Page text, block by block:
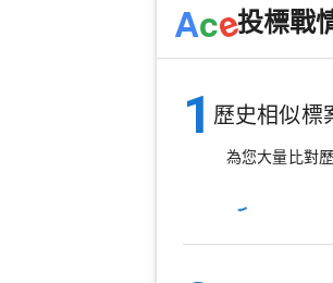
Ace投標戰
1 歷史相似標
為您大量比對